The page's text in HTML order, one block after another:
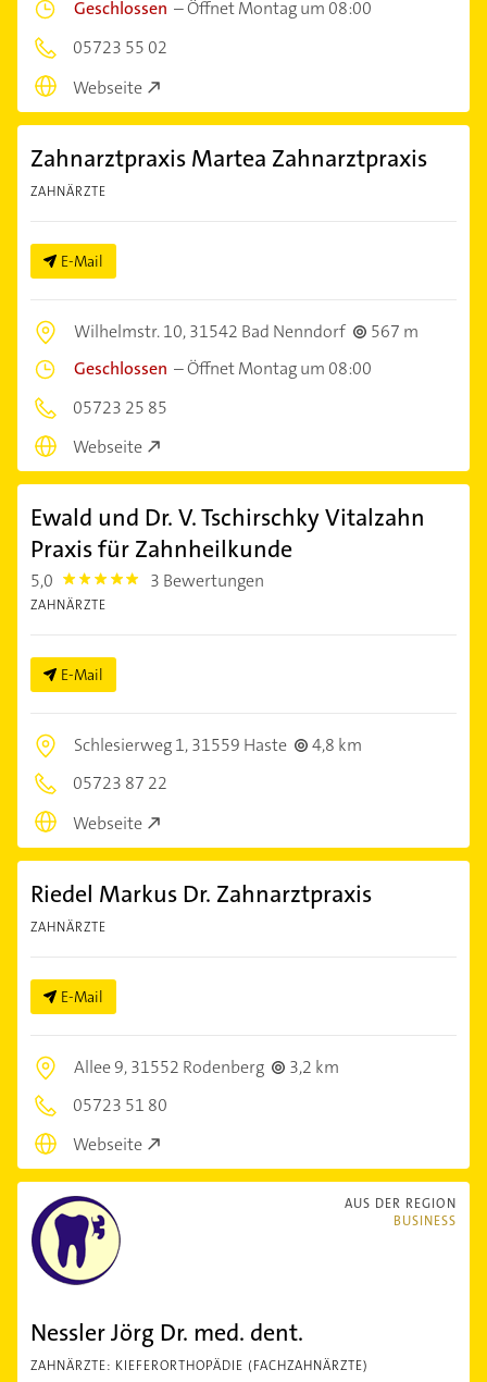
Geschlossen –Öffnet Montag um 08:00
05723 55 02
Webseite
Zahnarztpraxis Martea Zahnarztpraxis
ZAHNÄRZTE
E-Mail
Wilhelmstr. 10,31542 Bad Nenndorf
567 m
Geschlossen –Öffnet Montag um 08:00
05723 25 85
Webseite
Ewald und Dr. V. Tschirschky Vitalzahn
Praxis für Zahnheilkunde
5,0 5.0 3 Bewertungen
ZAHNÄRZTE
E-Mail
Schlesierweg 1,31559 Haste
4,8 km
05723 87 22
Webseite
Riedel Markus Dr. Zahnarztpraxis
ZAHNÄRZTE
E-Mail
Allee 9,31552 Rodenberg
3,2 km
05723 51 80
Webseite
AUS DER REGION
BUSINESS
Nessler Jörg Dr. med. dent.
ZAHNÄRZTE: KIEFERORTHOPÄDIE (FACHZAHNÄRZTE)